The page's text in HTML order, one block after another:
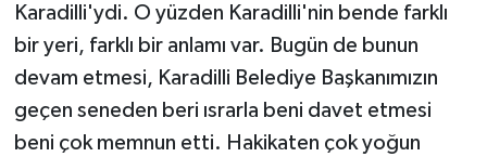
Karadilli'ydi. O yüzden Karadilli'nin bende farklı
bir yeri, farklı bir anlamı var. Bugün de bunun
devam etmesi, Karadilli Belediye Başkanımızın
geçen seneden beri ısrarla beni davet etmesi
beni çok memnun etti. Hakikaten çok yoğun